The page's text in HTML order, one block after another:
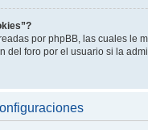
por phpBB, las cuales
del foro por el usuario si la